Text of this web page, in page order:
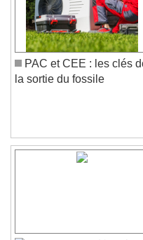
PAC et CEE : les clés de